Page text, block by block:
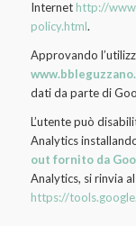
Internet http://
policy.html.
Approvando
dati da parte di
L’utente può
Analytics
out fornito da
Analytics, si rinvia
https://